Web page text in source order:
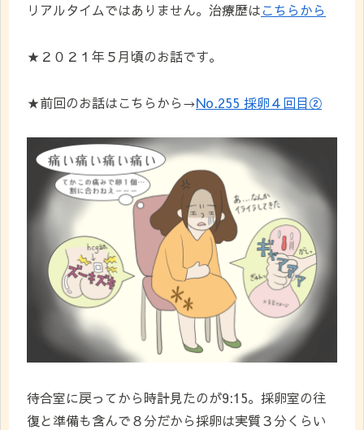
リアルタイムではありません。治療歴はこちらから
★２０２１年５月頃のお話です。
★前回のお話はこちらから→No.255 採卵４回目②
待合室に戻ってから時計見たのが9:15。採卵室の往
復と準備も含んで８分だから採卵は実質３分くらい